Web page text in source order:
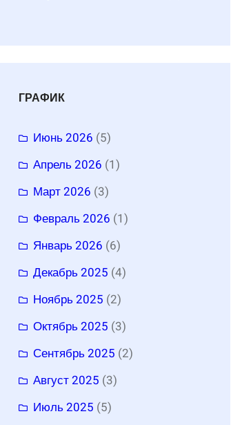
ГРАФИК
Июнь 2026 (5)
Апрель 2026 (1)
Март 2026 (3)
Февраль 2026 (1)
Январь 2026 (6)
Декабрь 2025 (4)
Ноябрь 2025 (2)
Октябрь 2025 (3)
Сентябрь 2025 (2)
Август 2025 (3)
Июль 2025 (5)